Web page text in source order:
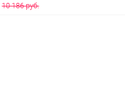
10 186 руб.